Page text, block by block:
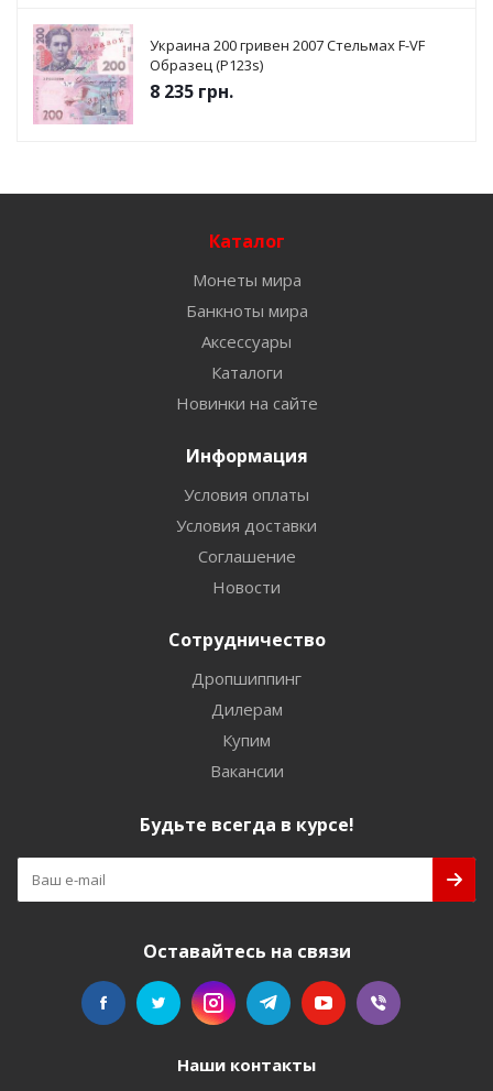
Украина 200 гривен 2007 Стельмах F-VF
Образец (P123s)
8 235 грн.
Каталог
Монеты мира
Банкноты мира
Аксессуары
Каталоги
Новинки на сайте
Информация
Условия оплаты
Условия доставки
Соглашение
Новости
Сотрудничество
Дропшиппинг
Дилерам
Купим
Вакансии
Будьте всегда в курсе!
Оставайтесь на связи
Наши контакты